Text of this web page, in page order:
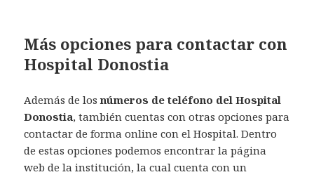
Más opciones para contactar con
Hospital Donostia
Además de losnúmeros de teléfono del Hospital
Donostia, también cuentas con otras opciones para
contactar de forma online con el Hospital. Dentro
de estas opciones podemos encontrar la página
web de la institución, la cual cuenta con un